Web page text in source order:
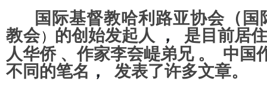
国际基督教哈利路亚协会 （ 国
教会） 的创始发起人 ，
是目前居
人华侨 、作家李夽崼弟兄 。
中国
不同的笔名 ， 发表了许多文章。